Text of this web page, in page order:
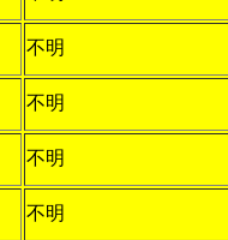
不明
不明
不明
不明